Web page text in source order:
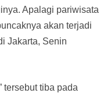
Apalagi pariwisata
akan terjadi
Jakarta, Senin
tersebut tiba pada